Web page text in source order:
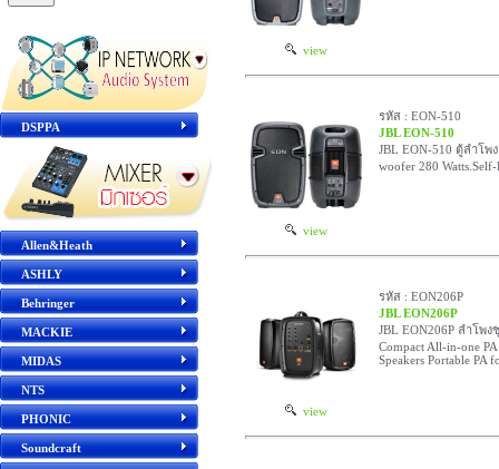
DSPPA
Allen&Heath
ASHLY
Behringer
MACKIE
MIDAS
NTS
PHONIC
Soundcraft
view
view
รหัส : EON-510
JBL EON-510
JBL EON-510 ตู้ลำโพ
woofer 280 Watts.Self-
view
รหัส : EON206P
JBL EON206P
JBL EON206P ลำโพ
Compact All-in-one
Speakers Portable PA